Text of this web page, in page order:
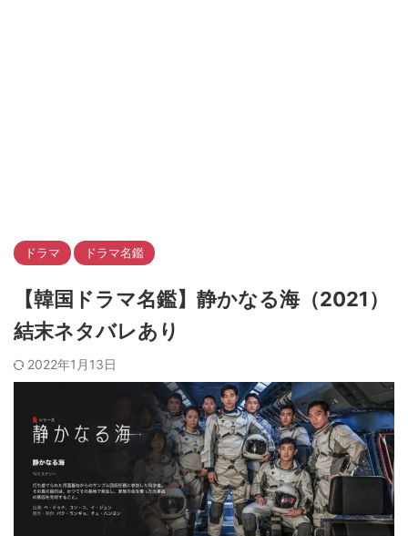
ドラマ ドラマ名鑑
【韓国ドラマ名鑑】静かなる海（2021）
結末ネタバレあり
2022年1月13日